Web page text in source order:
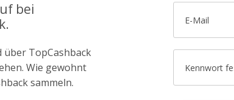
bei
TopCashback
Wie gewohnt
sammeln.
E-Mail
Kennwort